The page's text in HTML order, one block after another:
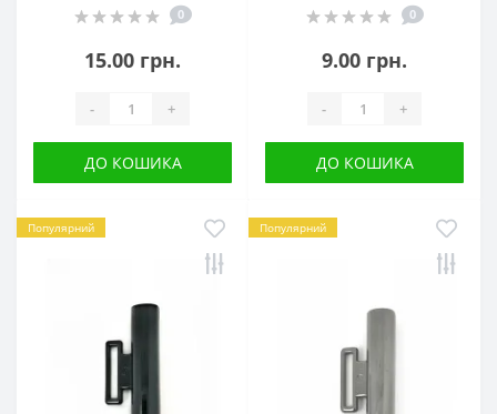
0
15.00 грн.
- +
ДО КОШИКА
0
9.00 грн.
- +
ДО КОШИКА
Популярний Популярний